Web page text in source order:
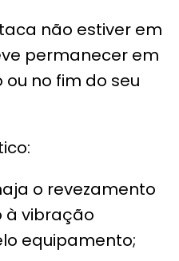
não estiver em
permanecer em
no fim do seu
o revezamento
à vibração
equipamento;